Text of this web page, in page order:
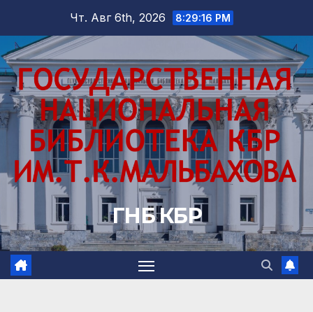
содержимому
Чт. Авг 6th, 2026 8:29:17 PM
ГНБ КБР